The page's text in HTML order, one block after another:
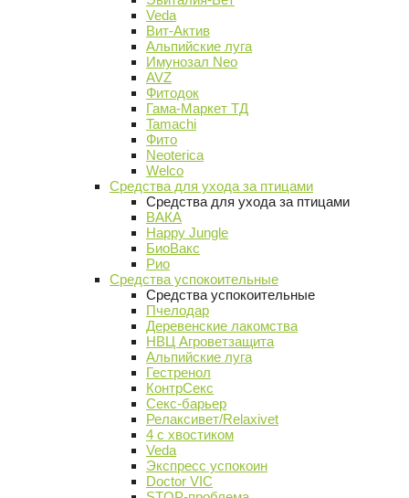
Veda
Вит-Актив
Альпийские луга
Имунозал Neo
AVZ
Фитодок
Гама-Маркет ТД
Tamachi
Фито
Neoterica
Welco
Средства для ухода за птицами
Средства для ухода за птицами
ВАКА
Happy Jungle
БиоВакс
Рио
Средства успокоительные
Средства успокоительные
Пчелодар
Деревенские лакомства
НВЦ Агроветзащита
Альпийские луга
Гестренол
КонтрСекс
Секс-барьер
Релаксивет/Relaxivet
4 с хвостиком
Veda
Экспресс успокоин
Doctor VIC